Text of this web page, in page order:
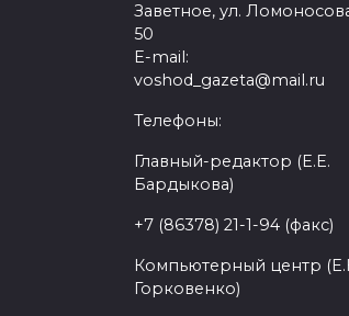
Заветное, ул.
50
E-mail:
voshod_gazeta@mail.ru
Телефоны:
Главный-редактор (Е.Е.
Бардыкова)
+7 (86378) 21-1-94 (факс)
Компьютерный центр
Горковенко)